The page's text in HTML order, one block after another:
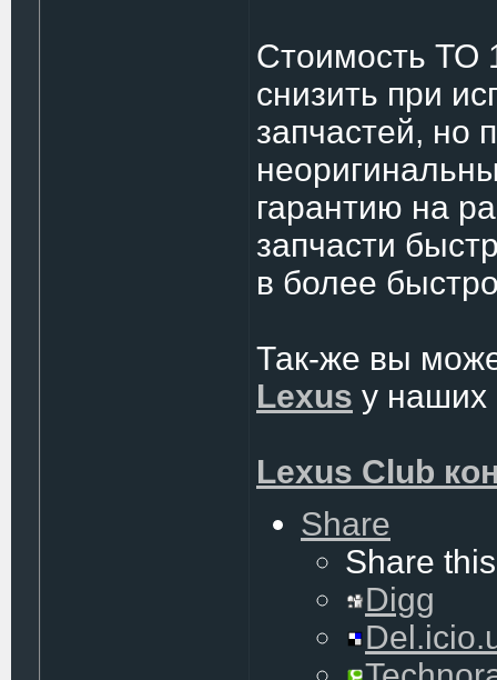
Стоимость ТО
снизить при
запчастей, но
гарантию на
запчасти
в более
Так-же вы
Lexus у наших
Lexus Club
Share
Share
Digg